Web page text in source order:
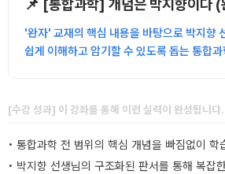
📌 [통합과학] 개념은 박지향이다
'완자' 교재의 핵심 내용을 바탕으로 박지향
쉽게 이해하고 암기할 수 있도록 돕는 통합
[수강 성과] 이 강좌를 통해 이런 실력이 완성됩니다.
• 통합과학 전 범위의 핵심 개념을 빠짐없이
• 박지향 선생님의 구조화된 판서를 통해 복잡